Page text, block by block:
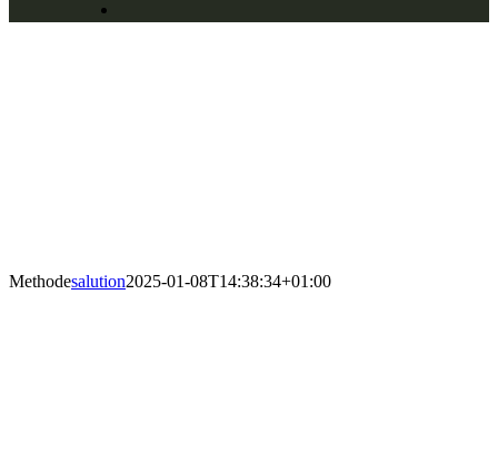
Methodesalution2025-01-08T14:38:34+01:00